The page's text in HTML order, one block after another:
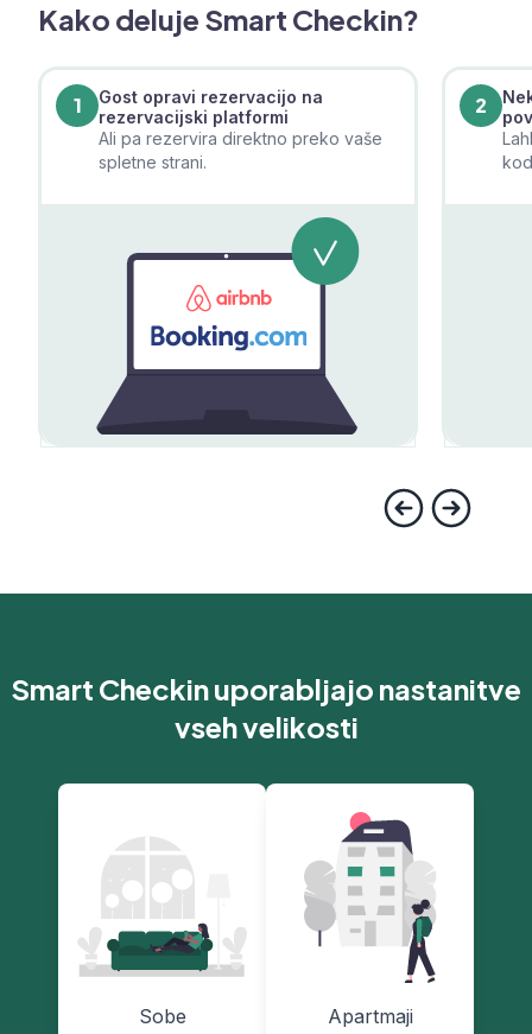
Kako deluje Smart Checkin?
1
Gost opravi rezervacijo na
rezervacijski platformi
Ali pa rezervira direktno preko vaše
spletne strani.
2
Smart Checkin uporabljajo nastanitve
vseh velikosti
Sobe Apartmaji